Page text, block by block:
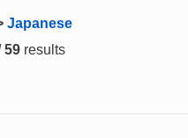
Japanese
59 results